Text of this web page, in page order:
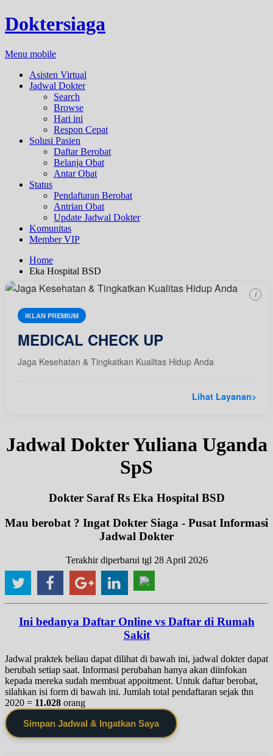
Doktersiaga
Menu mobile
Asisten Virtual
Jadwal Dokter
Search
Browse
Hari ini
Respon Cepat
Solusi Pasien
Daftar Berobat
Belanja Obat
Antar Obat
Status
Pendaftaran Berobat
Antrian Obat
Update Jadwal Dokter
Komunitas
Member VIP
Home
Eka Hospital BSD
IKLAN PREMIUM
MEDICAL CHECK UP
Jaga Kesehatan & Tingkatkan Kualitas Hidup Anda
Lihat Layanan>
i
Jadwal Dokter Yuliana Uganda
SpS
Dokter Saraf Rs Eka Hospital BSD
Mau berobat ? Ingat Dokter Siaga - Pusat Informasi
Jadwal Dokter
Terakhir diperbarui tgl 28 April 2026
Ini bedanya Daftar Online vs Daftar di Rumah
Sakit
Jadwal praktek beliau dapat dilihat di bawah ini, jadwal dokter dapat
berubah setiap saat. Informasi perubahan hanya akan diinfokan
kepada mereka sudah membuat appoitment. Untuk daftar berobat,
silahkan isi form di bawah ini. Jumlah total pendaftaran sejak thn
2020 = 11.028 orang
Simpan Jadwal & Ingatkan Saya